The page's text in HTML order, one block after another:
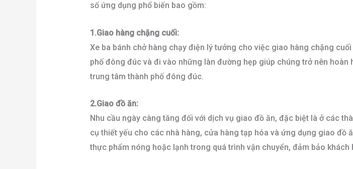
số ứng dụng phổ biến bao gồm:
1.Giao hàng chặng cuối:
Xe ba bánh chở hàng chạy điện lý tưởng cho việc giao hàng chặng
phố đông đúc và đi vào những làn đường hẹp giúp chúng trở nên
trung tâm thành phố đông đúc.
2.Giao đồ ăn:
Nhu cầu ngày càng tăng đối với dịch vụ giao đồ ăn, đặc biệt là ở các
cụ thiết yếu cho các nhà hàng, cửa hàng tạp hóa và ứng dụng giao
thực phẩm nóng hoặc lạnh trong quá trình vận chuyển, đảm bảo